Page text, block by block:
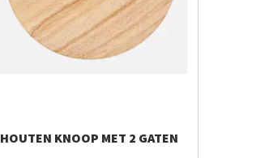
HOUTEN KNOOP MET 2 GATEN